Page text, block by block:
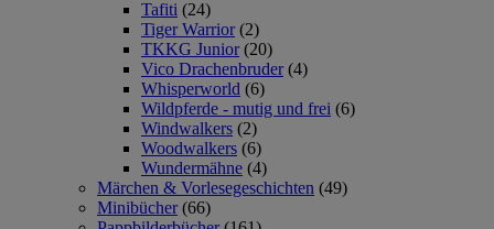
Tafiti (24)
Tiger Warrior (2)
TKKG Junior (20)
Vico Drachenbruder (4)
Whisperworld (6)
Wildpferde - mutig und frei (6)
Windwalkers (2)
Woodwalkers (6)
Wundermähne (4)
Märchen & Vorlesegeschichten (49)
Minibücher (66)